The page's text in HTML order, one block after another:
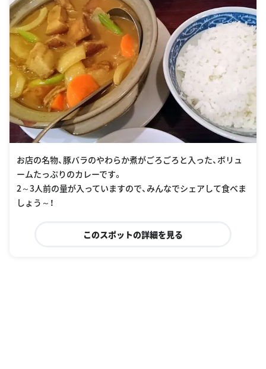
お店の名物、豚バラのやわらか煮がごろごろと入った、ボリュ
ームたっぷりのカレーです。
2～3人前の量が入っていますので、みんなでシェアして食べま
しょう～！
このスポットの詳細を見る